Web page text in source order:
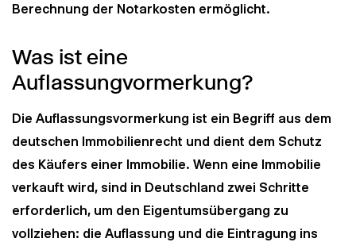
Berechnung der Notarkosten ermöglicht.
Was ist eine
Auflassungvormerkung?
Die Auflassungsvormerkung ist ein Begriff aus dem
deutschen Immobilienrecht und dient dem Schutz
des Käufers einer Immobilie. Wenn eine Immobilie
verkauft wird, sind in Deutschland zwei Schritte
erforderlich, um den Eigentumsübergang zu
vollziehen: die Auflassung und die Eintragung ins